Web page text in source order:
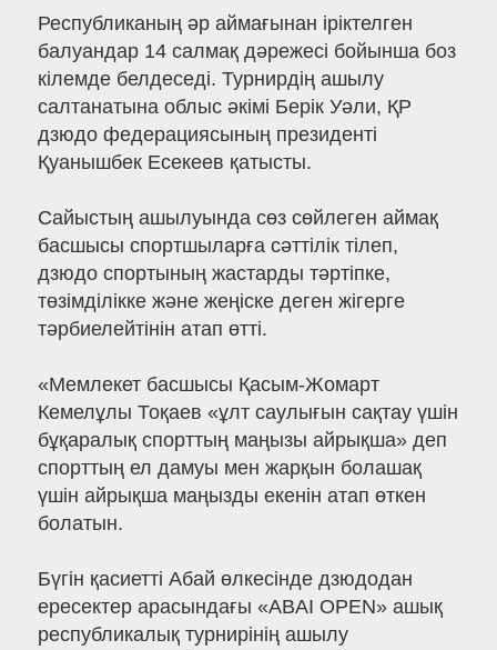
Республиканың әр аймағынан іріктелген
балуандар 14 салмақ дәрежесі бойынша боз
кілемде белдеседі. Турнирдің ашылу
салтанатына облыс әкімі Берік Уәли, ҚР
дзюдо федерациясының президенті
Қуанышбек Есекеев қатысты.
Сайыстың ашылуында сөз сөйлеген аймақ
басшысы спортшыларға сәттілік тілеп,
дзюдо спортының жастарды тәртіпке,
төзімділікке және жеңіске деген жігерге
тәрбиелейтінін атап өтті.
«Мемлекет басшысы Қасым-Жомарт
Кемелұлы Тоқаев «ұлт саулығын сақтау үшін
бұқаралық спорттың маңызы айрықша» деп
спорттың ел дамуы мен жарқын болашақ
үшін айрықша маңызды екенін атап өткен
болатын.
Бүгін қасиетті Абай өлкесінде дзюдодан
ересектер арасындағы «ABAI OPEN» ашық
республикалық турнирінің ашылу